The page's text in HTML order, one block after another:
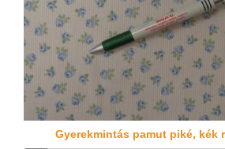
Gyerekmintás pamut piké, kék